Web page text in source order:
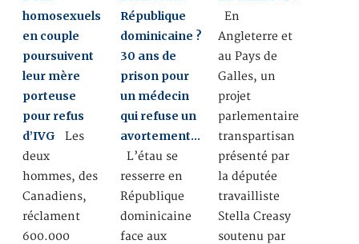
homosexuels
en couple
poursuivent
leur mère
porteuse
pour refus
d’IVG Les
deux
hommes, des
Canadiens,
réclament
600.000
République
dominicaine ?
30 ans de
prison pour
un médecin
qui refuse un
avortement…
L’étau se
resserre en
République
dominicaine
face aux
En
Angleterre et
au Pays de
Galles, un
projet
parlementaire
transpartisan
présenté par
la députée
travailliste
Stella Creasy
soutenu par